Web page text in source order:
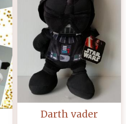
Darth vader